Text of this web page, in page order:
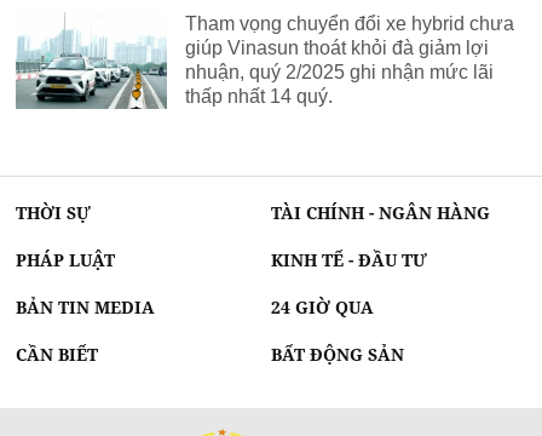
Tham vọng chuyển đổi xe hybrid chưa
giúp Vinasun thoát khỏi đà giảm lợi
nhuận, quý 2/2025 ghi nhận mức lãi
thấp nhất 14 quý.
THỜI SỰ TÀI CHÍNH - NGÂN HÀNG
PHÁP LUẬT KINH TẾ - ĐẦU TƯ
BẢN TIN MEDIA 24 GIỜ QUA
CẦN BIẾT BẤT ĐỘNG SẢN